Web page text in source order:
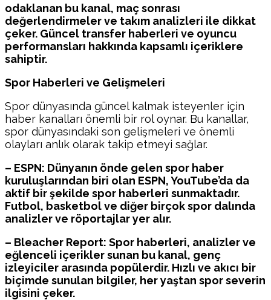
odaklanan bu kanal, maç sonrası
değerlendirmeler ve takım analizleri ile dikkat
çeker. Güncel transfer haberleri ve oyuncu
performansları hakkında kapsamlı içeriklere
sahiptir.
Spor Haberleri ve Gelişmeleri
Spor dünyasında güncel kalmak isteyenler için
haber kanalları önemli bir rol oynar. Bu kanallar,
spor dünyasındaki son gelişmeleri ve önemli
olayları anlık olarak takip etmeyi sağlar.
– ESPN: Dünyanın önde gelen spor haber
kuruluşlarından biri olan ESPN, YouTube’da da
aktif bir şekilde spor haberleri sunmaktadır.
Futbol, basketbol ve diğer birçok spor dalında
analizler ve röportajlar yer alır.
– Bleacher Report: Spor haberleri, analizler ve
eğlenceli içerikler sunan bu kanal, genç
izleyiciler arasında popülerdir. Hızlı ve akıcı bir
biçimde sunulan bilgiler, her yaştan spor severin
ilgisini çeker.